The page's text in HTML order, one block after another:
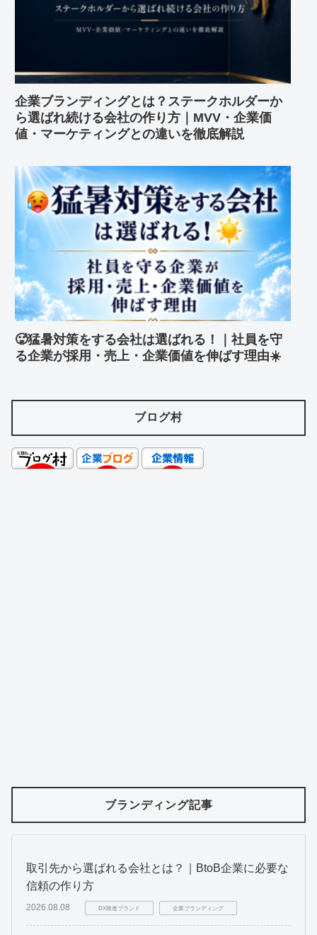
企業ブランディングとは？ステークホルダーか
ら選ばれ続ける会社の作り方｜MVV・企業価
値・マーケティングとの違いを徹底解説
🥵猛暑対策をする会社は選ばれる！｜社員を守
る企業が採用・売上・企業価値を伸ばす理由☀️
ブログ村
ブランディング記事
取引先から選ばれる会社とは？｜BtoB企業に必要な
信頼の作り方
2026.08.08 DX推進ブランド 企業ブランディング